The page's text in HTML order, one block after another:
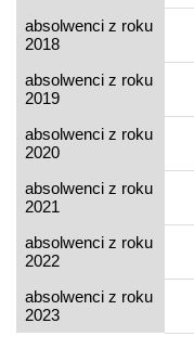
absolwenci z roku
2018
absolwenci z roku
2019
absolwenci z roku
2020
absolwenci z roku
2021
absolwenci z roku
2022
absolwenci z roku
2023